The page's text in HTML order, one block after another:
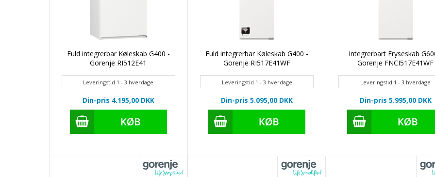
Fuld integrerbar Køleskab G400 -
Gorenje RI512E41
Leveringstid 1 - 3 hverdage
Din-pris 4.195,00 DKK
Fuld integrerbar Køleskab G400 -
Gorenje RI517E41WF
Leveringstid 1 - 3 hverdage
Din-pris 5.095,00 DKK
Integrerbart Fryseskab
Gorenje FNCI517E41WF
Leveringstid 1 - 3 hverdage
Din-pris 5.995,00 DKK